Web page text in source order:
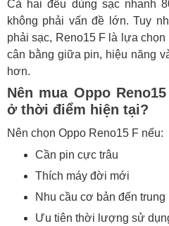
Cả hai đều dùng sạc nhanh
không phải vấn đề lớn. Tuy
phải sạc, Reno15 F là lựa
cân bằng giữa pin, hiệu năng
hơn.
Nên mua Oppo
ở thời điểm hiện tại?
Nên chọn Oppo Reno15 F nếu:
Cần pin cực trâu
Thích máy đời mới
Nhu cầu cơ bản đến trung
Ưu tiên thời lượng sử